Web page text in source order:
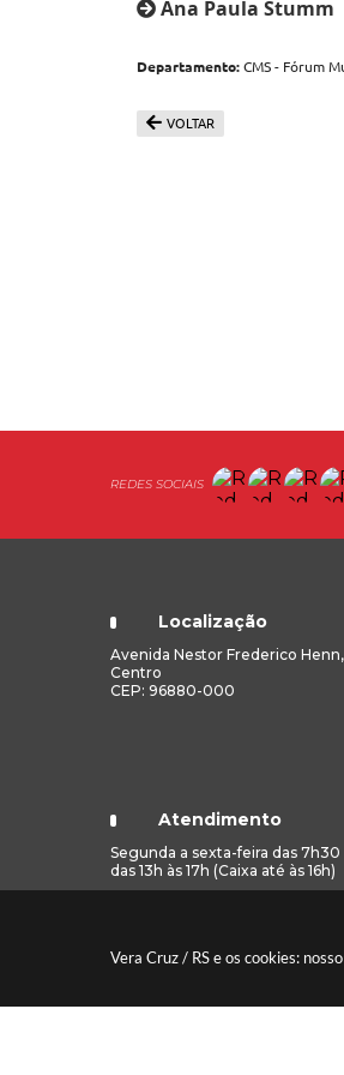
Vera Cruz / RS e os cookies:
Ana Paula Stumm
Departamento:CMS - Fórum
VOLTAR
Localização
Avenida Nestor Frederico Henn,
Centro
CEP: 96880-000
Atendimento
Segunda a sexta-feira das 7h30
das 13h às 17h (Caixa até às 16h)